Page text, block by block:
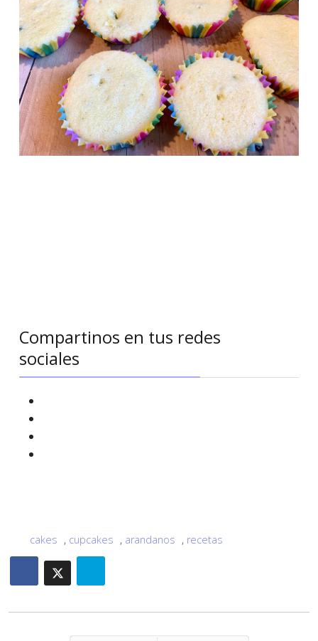
Compartinos en tus redes
sociales
cakes , cupcakes , arandanos , recetas